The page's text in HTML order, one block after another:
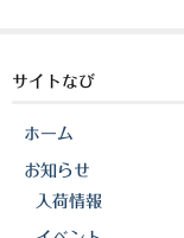
さつま無双
三和酒造
丸西酒造
神川酒造
b
o
o
k
サイトなび
ホーム
お知らせ
入荷情報